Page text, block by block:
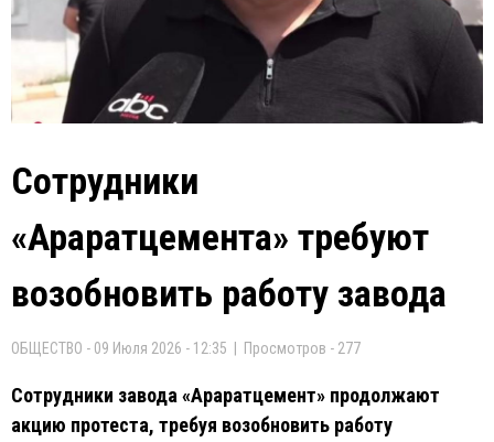
Сотрудники
«Араратцемента» требуют
возобновить работу завода
ОБЩЕСТВО - 09 Июля 2026 - 12:35 | Просмотров - 277
Сотрудники завода «Араратцемент» продолжают
акцию протеста, требуя возобновить работу